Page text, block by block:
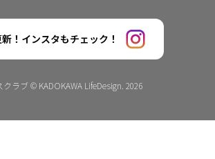
！インスタもチェック！
クラブ © KADOKAWA LifeDesign. 2026